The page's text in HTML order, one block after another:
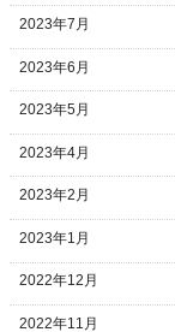
2023年7月
2023年6月
2023年5月
2023年4月
2023年2月
2023年1月
2022年12月
2022年11月